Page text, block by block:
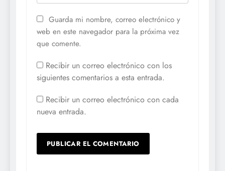
Guarda mi nombre, correo electrónico y
web en este navegador para la próxima vez
que comente.
Recibir un correo electrónico con los
siguientes comentarios a esta entrada.
Recibir un correo electrónico con cada
nueva entrada.